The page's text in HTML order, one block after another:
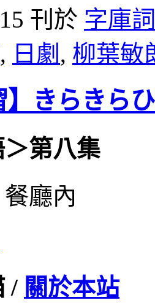
刊於 字庫
, 日劇 , 柳葉敏
】きらきら
第八集
廳內
/ 關於本站